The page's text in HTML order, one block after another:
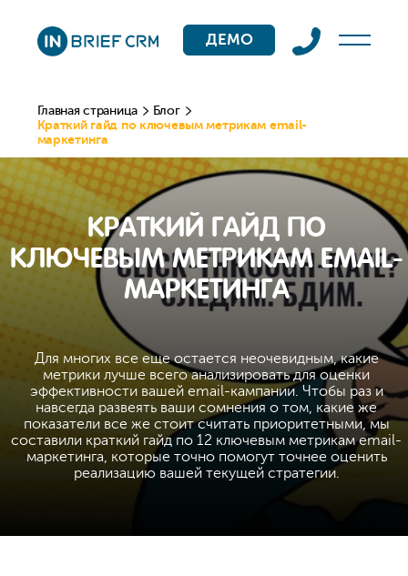
ДЕМО
Главная страница
Блог
Краткий гайд по ключевым метрикам email-
маркетинга
КРАТКИЙ ГАЙД ПО
КЛЮЧЕВЫМ МЕТРИКАМ EMAIL-
МАРКЕТИНГА
Для многих все еще остается неочевидным, какие
метрики лучше всего анализировать для оценки
эффективности вашей email-кампании. Чтобы раз и
навсегда развеять ваши сомнения о том, какие же
показатели все же стоит считать приоритетными, мы
составили краткий гайд по 12 ключевым метрикам email-
маркетинга, которые точно помогут точнее оценить
реализацию вашей текущей стратегии.